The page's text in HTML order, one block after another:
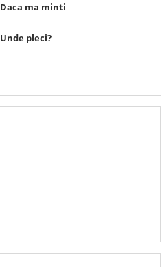
Daca ma minti
Unde pleci?